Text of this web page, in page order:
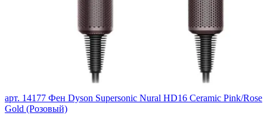
арт. 14177 Фен Dyson Supersonic Nural HD16 Ceramic Pink/Rose
Gold (Розовый)